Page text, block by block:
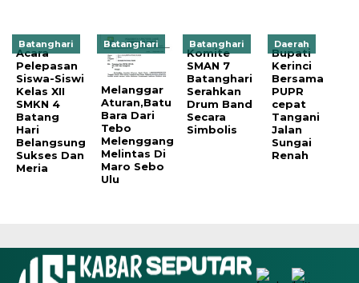
Batanghari
Acara
Pelepasan
Siswa-Siswi
Kelas XII
SMKN 4
Batang
Hari
Belangsung
Sukses Dan
Meria
Batanghari
Melanggar
Aturan,Batu
Bara Dari
Tebo
Melenggang
Melintas Di
Maro Sebo
Ulu
Batanghari
Komite
SMAN 7
Batanghari
Serahkan
Drum Band
Secara
Simbolis
Daerah
Bupati
Kerinci
Bersama
PUPR
cepat
Tangani
Jalan
Sungai
Renah